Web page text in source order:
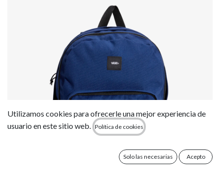
Utilizamos cookies para ofrecerle una mejor experiencia de
usuario en este sitio web.
Política de cookies
Solo las necesarias Acepto